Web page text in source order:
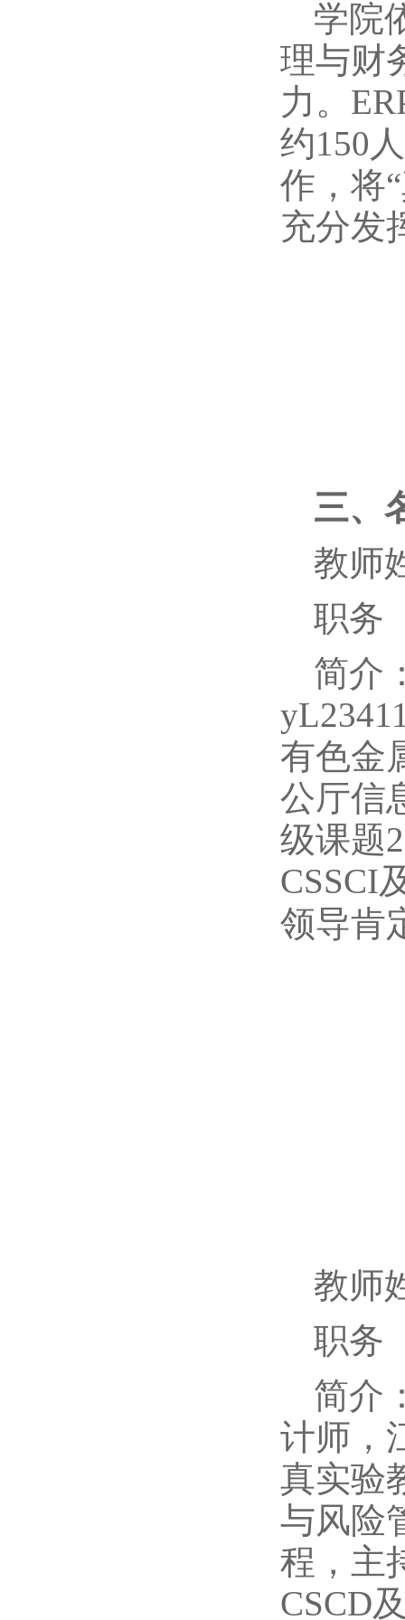
学院
理与财
力。
约150
作，将
充分发
三、
教师
职务
简介
有色金
公厅信
级课题
CSSCI
领导肯
教师
职务
简介
计师，
真实验
与风险
程，主
CSCD